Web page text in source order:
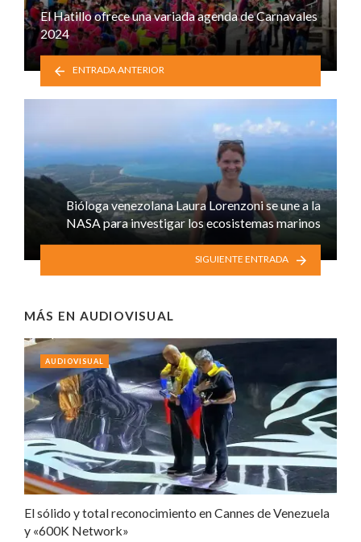
El Hatillo ofrece una variada agenda de Carnavales
2024
ENTRADA ANTERIOR
Bióloga venezolana Laura Lorenzoni se une a la
NASA para investigar los ecosistemas marinos
SIGUIENTE ENTRADA
MÁS EN AUDIOVISUAL
El sólido y total reconocimiento en Cannes de Venezuela
y «600K Network»
AUDIOVISUAL